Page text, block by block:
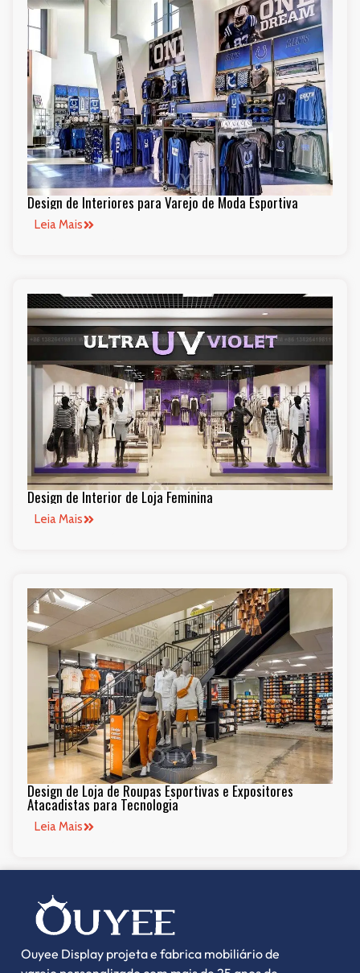
Design de Interiores para Varejo de Moda Esportiva
Leia Mais
Design de Interior de Loja Feminina
Leia Mais
Design de Loja de Roupas Esportivas e Expositores
Atacadistas para Tecnologia
Leia Mais
Ouyee Display projeta e fabrica mobiliário de